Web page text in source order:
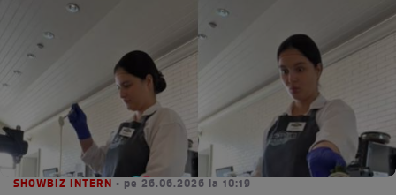
SHOWBIZ INTERN • pe 26.06.2026 la 10:19